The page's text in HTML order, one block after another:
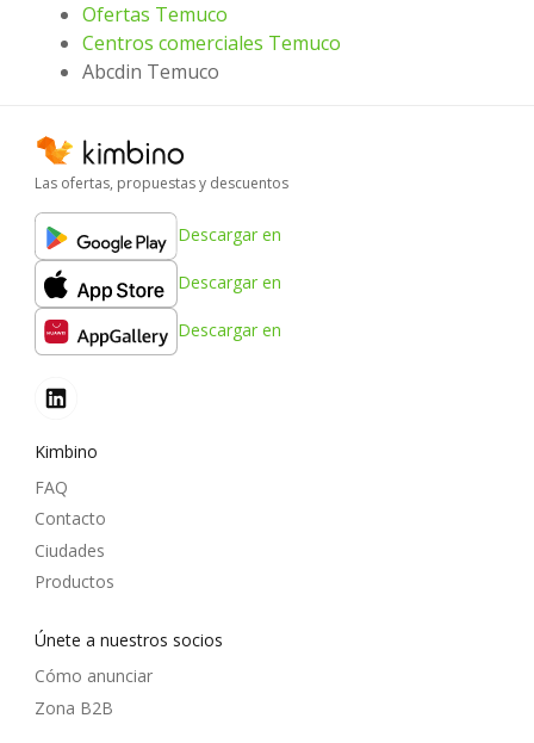
Ofertas Temuco
Centros comerciales Temuco
Abcdin Temuco
Las ofertas, propuestas y descuentos
Descargar en
Descargar en
Descargar en
Kimbino
FAQ
Contacto
Ciudades
Productos
Únete a nuestros socios
Cómo anunciar
Zona B2B